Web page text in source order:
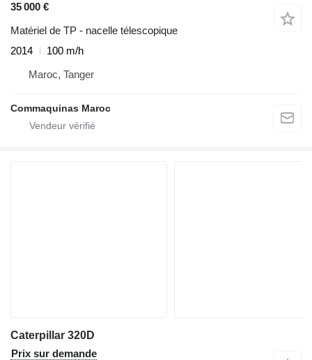
35 000 €
Matériel de TP - nacelle télescopique
2014
100 m/h
Maroc, Tanger
Commaquinas Maroc
Caterpillar 320D
Prix sur demande